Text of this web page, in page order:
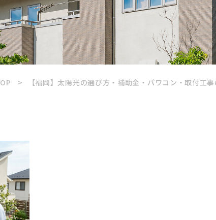
【福岡】太陽光の選び方・補助金・パワコン・取付工